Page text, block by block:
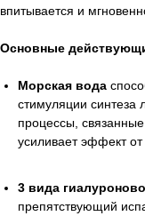
впитывается и
Основные
Морская вода
стимуляции синтеза
процессы,
усиливает эффект от
3 вида
препятствующий